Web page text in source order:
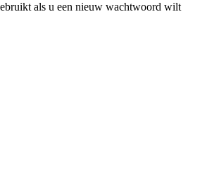
als u een nieuw wachtwoord wilt